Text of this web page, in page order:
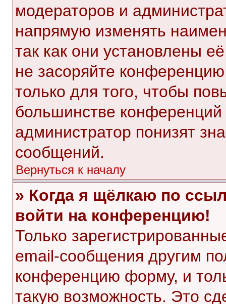
модераторов и
напрямую изменять
так как они установлены
не засоряйте
только для того, чтобы
большинстве
администратор понизят
сообщений.
Вернуться к началу
» Когда я щёлкаю по
войти на конференцию!
Только
email-сообщения другим
конференцию форму, и
такую возможность. Это